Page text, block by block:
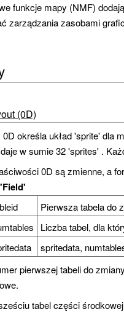
funkcje mapy (NMF)
zarządzania zasobami
(0D)
0D określa układ 'sprite' dla
w sumie 32 'sprites' .
0D są zmienne, a
'Field'
Pierwsza tabela do
Liczba tabel, dla
spritedata,
pierwszej tabeli do
tabel części